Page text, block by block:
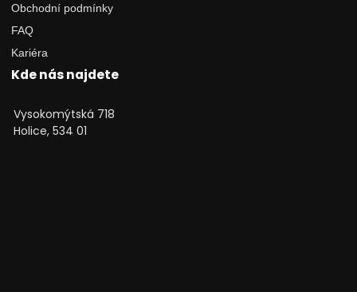
Obchodní podmínky
FAQ
Kariéra
Kde nás najdete
Vysokomýtská 718
Holice, 534 01